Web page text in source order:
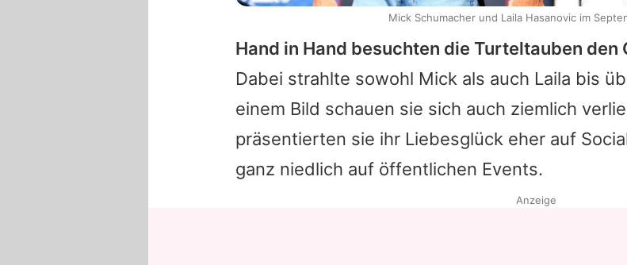
Hand in Hand besuchten die Turteltauben den
Dabei strahlte sowohl Mick als auch Laila bis
einem Bild schauen sie sich auch ziemlich
präsentierten sie ihr Liebesglück eher auf
ganz niedlich auf öffentlichen Events.
Mick Schumacher und Laila Hasanovic im
Anzeige